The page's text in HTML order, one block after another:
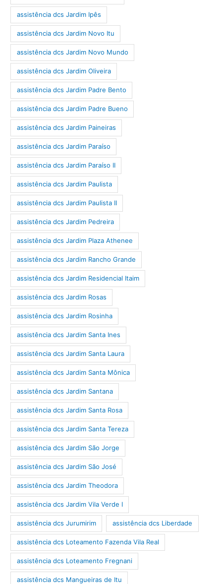
assistência dcs Jardim Ipês
assistência dcs Jardim Novo Itu
assistência dcs Jardim Novo Mundo
assistência dcs Jardim Oliveira
assistência dcs Jardim Padre Bento
assistência dcs Jardim Padre Bueno
assistência dcs Jardim Paineiras
assistência dcs Jardim Paraíso
assistência dcs Jardim Paraíso II
assistência dcs Jardim Paulista
assistência dcs Jardim Paulista II
assistência dcs Jardim Pedreira
assistência dcs Jardim Plaza Athenee
assistência dcs Jardim Rancho Grande
assistência dcs Jardim Residencial Itaim
assistência dcs Jardim Rosas
assistência dcs Jardim Rosinha
assistência dcs Jardim Santa Ines
assistência dcs Jardim Santa Laura
assistência dcs Jardim Santa Mônica
assistência dcs Jardim Santana
assistência dcs Jardim Santa Rosa
assistência dcs Jardim Santa Tereza
assistência dcs Jardim São Jorge
assistência dcs Jardim São José
assistência dcs Jardim Theodora
assistência dcs Jardim Vila Verde I
assistência dcs Jurumirim assistência dcs Liberdade
assistência dcs Loteamento Fazenda Vila Real
assistência dcs Loteamento Fregnani
assistência dcs Mangueiras de Itu